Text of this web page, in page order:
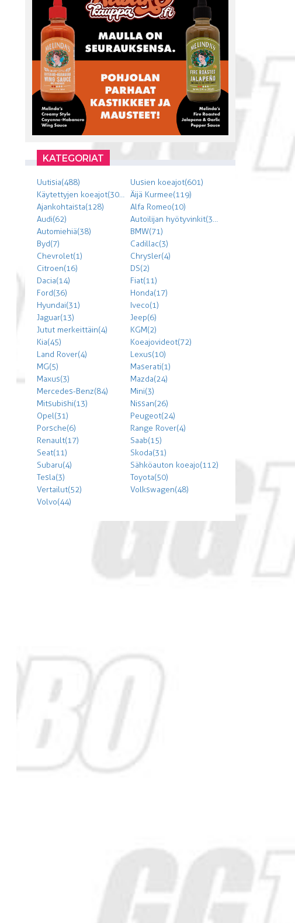
KATEGORIAT
Uutisia (488)
Uusien koeajot (601)
Käytettyjen koeajot (303) Äijä Kurmee (119)
Ajankohtaista (128)
Alfa Romeo (10)
Audi (62)
Autoilijan hyötyvinkit (300)
Automiehiä (38)
BMW (71)
Byd (7)
Cadillac (3)
Chevrolet (1)
Chrysler (4)
Citroen (16)
DS (2)
Dacia (14)
Fiat (11)
Ford (36)
Honda (17)
Hyundai (31)
Iveco (1)
Jaguar (13)
Jeep (6)
Jutut merkeittäin (4)
KGM (2)
Kia (45)
Koeajovideot (72)
Land Rover (4)
Lexus (10)
MG (5)
Maserati (1)
Maxus (3)
Mazda (24)
Mercedes-Benz (84)
Mini (3)
Mitsubishi (13)
Nissan (26)
Opel (31)
Peugeot (24)
Porsche (6)
Range Rover (4)
Renault (17)
Saab (15)
Seat (11)
Skoda (31)
Subaru (4)
Sähköauton koeajo (112)
Tesla (3)
Toyota (50)
Vertailut (52)
Volkswagen (48)
Volvo (44)